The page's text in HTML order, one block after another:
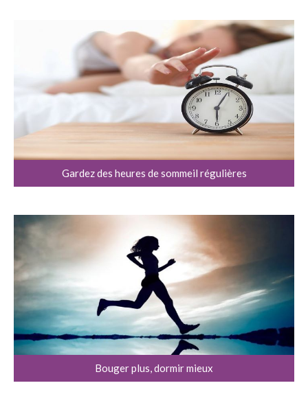
Gardez des heures de sommeil régulières
Bouger plus, dormir mieux